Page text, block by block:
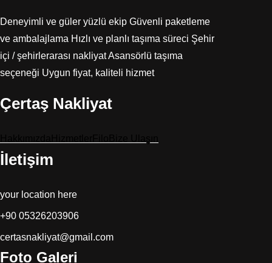
Deneyimli ve güler yüzlü ekip Güvenli paketleme
ve ambalajlama Hızlı ve planlı taşıma süreci Şehir
içi / şehirlerarası nakliyat Asansörlü taşıma
seçeneği Uygun fiyat, kaliteli hizmet
Çertaş Nakliyat
İletişim
your location here
+90 05326203906
certasnakliyat@gmail.com
Foto Galeri